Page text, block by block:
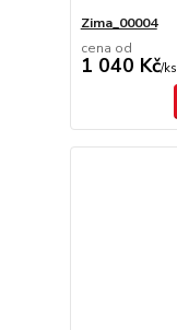
Zima_00004
cena od
1 040 Kč/ks